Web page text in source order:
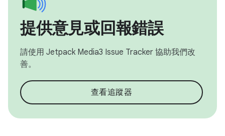
提供意見或回報錯誤
請使用 Jetpack Media3 Issue Tracker 協助我們改
善。
查看追蹤器